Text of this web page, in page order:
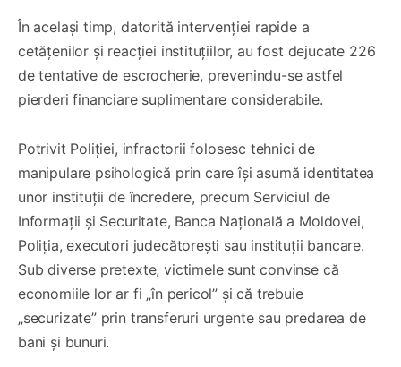
În același timp, datorită intervenției rapide a
cetățenilor și reacției instituțiilor, au fost dejucate 226
de tentative de escrocherie, prevenindu-se astfel
pierderi financiare suplimentare considerabile.
Potrivit Poliției, infractorii folosesc tehnici de
manipulare psihologică prin care își asumă identitatea
unor instituții de încredere, precum Serviciul de
Informații și Securitate, Banca Națională a Moldovei,
Poliția, executori judecătorești sau instituții bancare.
Sub diverse pretexte, victimele sunt convinse că
economiile lor ar fi „în pericol” și că trebuie
„securizate” prin transferuri urgente sau predarea de
bani și bunuri.